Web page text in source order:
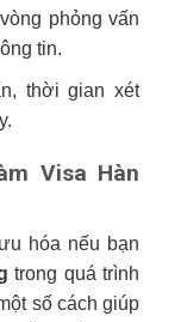
phỏng vấn
tin.
thời gian xét
Visa Hàn
hóa nếu bạn
trong quá trình
số cách giúp